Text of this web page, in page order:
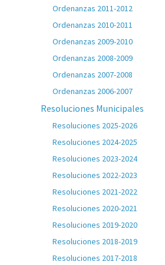
Ordenanzas 2011-2012
Ordenanzas 2010-2011
Ordenanzas 2009-2010
Ordenanzas 2008-2009
Ordenanzas 2007-2008
Ordenanzas 2006-2007
Resoluciones Municipales
Resoluciones 2025-2026
Resoluciones 2024-2025
Resoluciones 2023-2024
Resoluciones 2022-2023
Resoluciones 2021-2022
Resoluciones 2020-2021
Resoluciones 2019-2020
Resoluciones 2018-2019
Resoluciones 2017-2018